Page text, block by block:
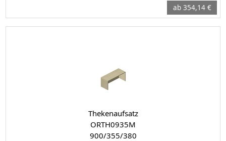
ab 354,14 €
Thekenaufsatz
ORTH0935M
900/355/380